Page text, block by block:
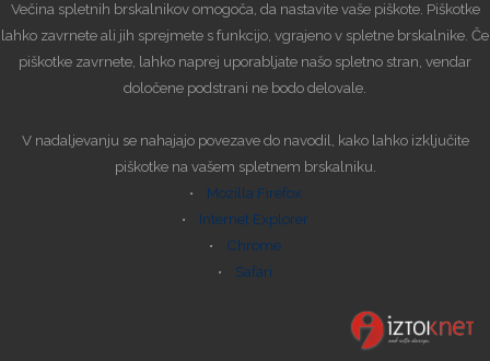
Večina spletnih brskalnikov omogoča, da nastavite vaše piškote. Piškotke
lahko zavrnete ali jih sprejmete s funkcijo, vgrajeno v spletne brskalnike. Če
piškotke zavrnete, lahko naprej uporabljate našo spletno stran, vendar
določene podstrani ne bodo delovale.
V nadaljevanju se nahajajo povezave do navodil, kako lahko izključite
piškotke na vašem spletnem brskalniku.
• Mozilla Firefox
• Internet Explorer
• Chrome
• Safari